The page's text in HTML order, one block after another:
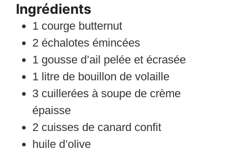
Ingrédients
1 courge butternut
2 échalotes émincées
1 gousse d’ail pelée et écrasée
1 litre de bouillon de volaille
3 cuillerées à soupe de crème
épaisse
2 cuisses de canard confit
huile d’olive